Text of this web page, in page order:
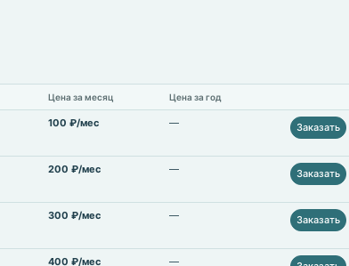
Цена за месяц Цена за год
100 ₽/мес — Заказать
200 ₽/мес — Заказать
300 ₽/мес — Заказать
400 ₽/мес —